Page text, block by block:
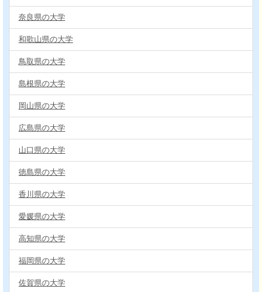
奈良県の大学
和歌山県の大学
鳥取県の大学
島根県の大学
岡山県の大学
広島県の大学
山口県の大学
徳島県の大学
香川県の大学
愛媛県の大学
高知県の大学
福岡県の大学
佐賀県の大学